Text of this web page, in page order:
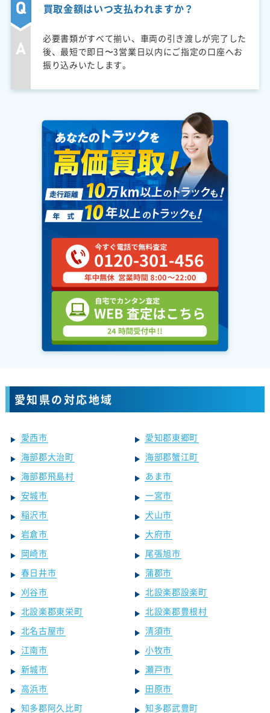
買取金額はいつ支払われますか？
必要書類がすべて揃い、車両の引き渡しが完了した
後、最短で即日〜3営業日以内にご指定の口座へお
振り込みいたします。
愛知県の対応地域
愛西市
愛知郡東郷町
海部郡大治町
海部郡蟹江町
海部郡飛島村
あま市
安城市
一宮市
稲沢市
犬山市
岩倉市
大府市
岡崎市
尾張旭市
春日井市
蒲郡市
刈谷市
北設楽郡設楽町
北設楽郡東栄町
北設楽郡豊根村
北名古屋市
清須市
江南市
小牧市
新城市
瀬戸市
高浜市
田原市
知多郡阿久比町
知多郡武豊町